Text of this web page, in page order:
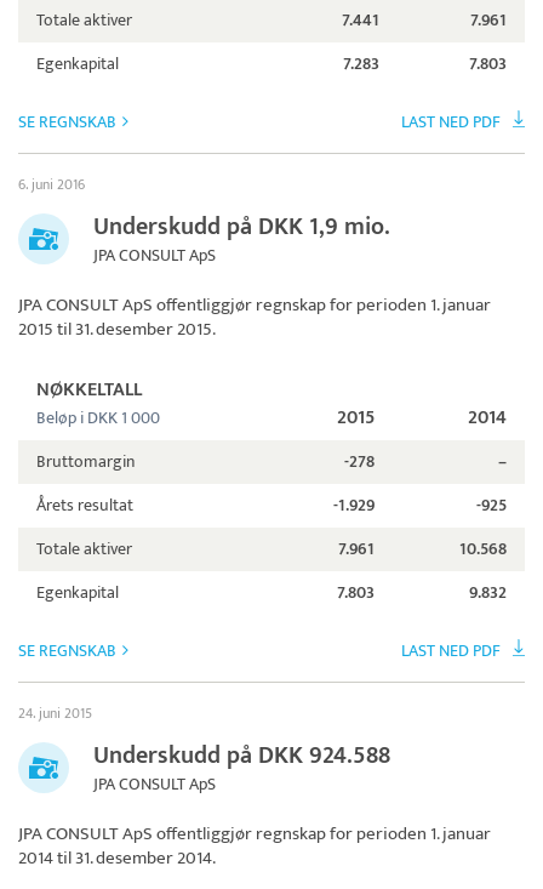
Totale aktiver
7.441
7.961
Egenkapital
7.283 7.803
SE REGNSKAB LAST NED PDF
6. juni 2016
Underskudd på DKK 1,9 mio.
JPA CONSULT ApS
JPA CONSULT ApSoffentliggjør regnskap for perioden 1. januar
2015 til 31. desember 2015.
NØKKELTALL
Beløp i DKK 1 000 2015 2014
Bruttomargin -278
–
Årets resultat
-1.929
-925
Totale aktiver
7.961
10.568
Egenkapital
7.803 9.832
SE REGNSKAB LAST NED PDF
24. juni 2015
Underskudd på DKK 924.588
JPA CONSULT ApS
JPA CONSULT ApSoffentliggjør regnskap for perioden 1. januar
2014 til 31. desember 2014.